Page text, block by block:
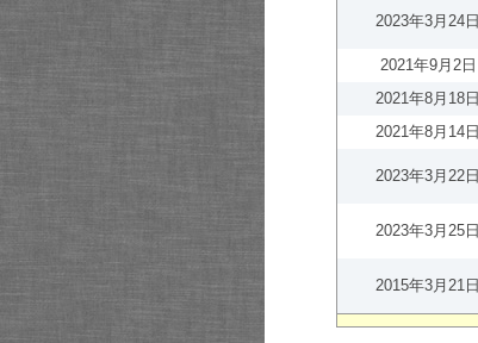
2023年3月24日
2021年9月2日
2021年8月18日
2021年8月14日
2023年3月22日
2023年3月25日
2015年3月21日